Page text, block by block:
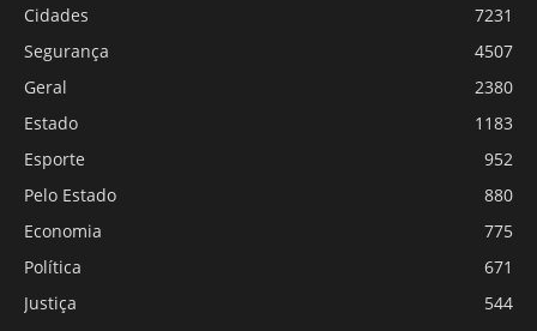
Cidades
7231
Segurança
4507
Geral
2380
Estado
1183
Esporte
952
Pelo Estado
880
Economia
775
Política
671
Justiça
544